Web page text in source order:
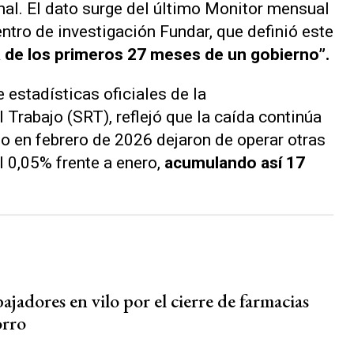
El dato surge del último Monitor mensual
de investigación Fundar, que definió este
de los primeros 27 meses de un gobierno”.
estadísticas oficiales de la
(SRT), reflejó que la caída continúa
en febrero de 2026 dejaron de operar otras
frente a enero, acumulando así 17
en vilo por el cierre de farmacias